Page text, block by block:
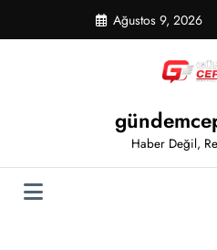
Ağustos 9, 2026
Haber Değil,